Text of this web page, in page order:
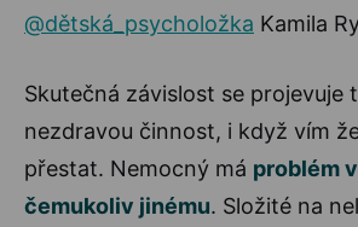
@dětská_psycholožka Kamila
Skutečná závislost se projevuje
nezdravou činnost, i když vím
přestat. Nemocný má problém
čemukoliv jinému. Složité na